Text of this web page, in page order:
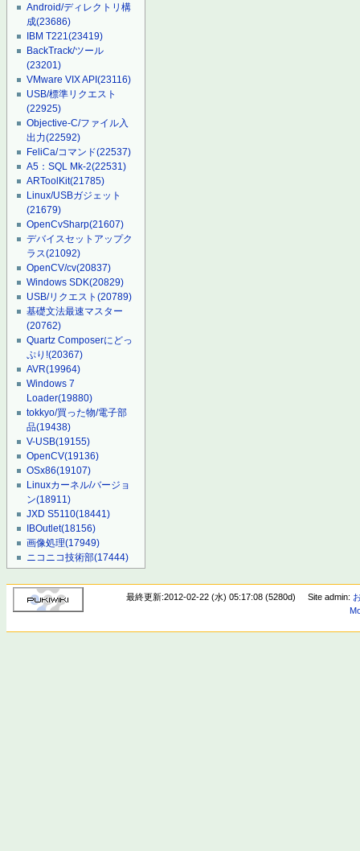
Android/ディレクトリ構
成(23686)
IBM T221(23419)
BackTrack/ツール
(23201)
VMware VIX API(23116)
USB/標準リクエスト
(22925)
Objective-C/ファイル入
出力(22592)
FeliCa/コマンド(22537)
A5：SQL Mk-2(22531)
ARToolKit(21785)
Linux/USBガジェット
(21679)
OpenCvSharp(21607)
デバイスセットアップク
ラス(21092)
OpenCV/cv(20837)
Windows SDK(20829)
USB/リクエスト(20789)
基礎文法最速マスター
(20762)
Quartz Composerにどっ
ぷり!(20367)
AVR(19964)
Windows 7
Loader(19880)
tokkyo/買った物/電子部
品(19438)
V-USB(19155)
OpenCV(19136)
OSx86(19107)
Linuxカーネル/バージョ
ン(18911)
JXD S5110(18441)
IBOutlet(18156)
画像処理(17949)
ニコニコ技術部(17444)
最終更新:2012-02-22 (水) 05:17:08 (5280d) Site admin: